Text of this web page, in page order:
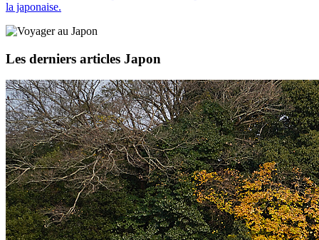
la japonaise.
Les derniers articles Japon